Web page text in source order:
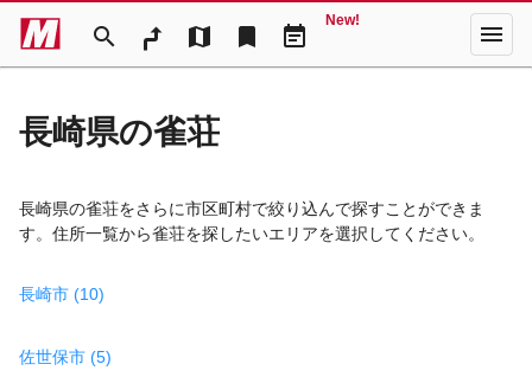
search map bookmark event_note
New! menu
長崎県の雀荘
長崎県の雀荘をさらに市区町村で絞り込んで探すことができま
す。住所一覧から雀荘を探したいエリアを選択してください。
長崎市 (10)
佐世保市 (5)